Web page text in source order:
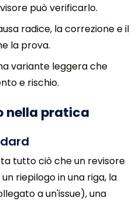
può verificarlo.
radice, la correzione e il
la prova.
variante leggera che
e rischio.
nella pratica
tutto ciò che un revisore
riepilogo in una riga, la
a un'issue), una